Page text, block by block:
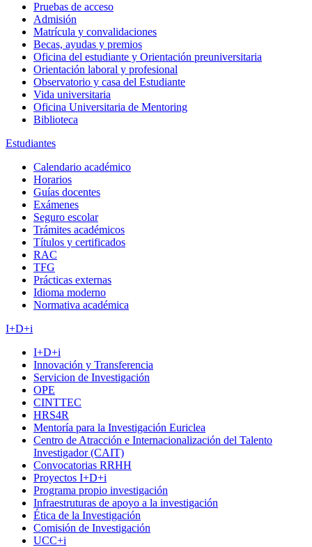
Pruebas de acceso
Admisión
Matrícula y convalidaciones
Becas, ayudas y premios
Oficina del estudiante y Orientación preuniversitaria
Orientación laboral y profesional
Observatorio y casa del Estudiante
Vida universitaria
Oficina Universitaria de Mentoring
Biblioteca
Estudiantes
Calendario académico
Horarios
Guías docentes
Exámenes
Seguro escolar
Trámites académicos
Títulos y certificados
RAC
TFG
Prácticas externas
Idioma moderno
Normativa académica
I+D+i
I+D+i
Innovación y Transferencia
Servicion de Investigación
OPE
CINTTEC
HRS4R
Mentoría para la Investigación Euriclea
Centro de Atracción e Internacionalización del Talento
Investigador (CAIT)
Convocatorias RRHH
Proyectos I+D+i
Programa propio investigación
Infraestruturas de apoyo a la investigación
Ética de la Investigación
Comisión de Investigación
UCC+i